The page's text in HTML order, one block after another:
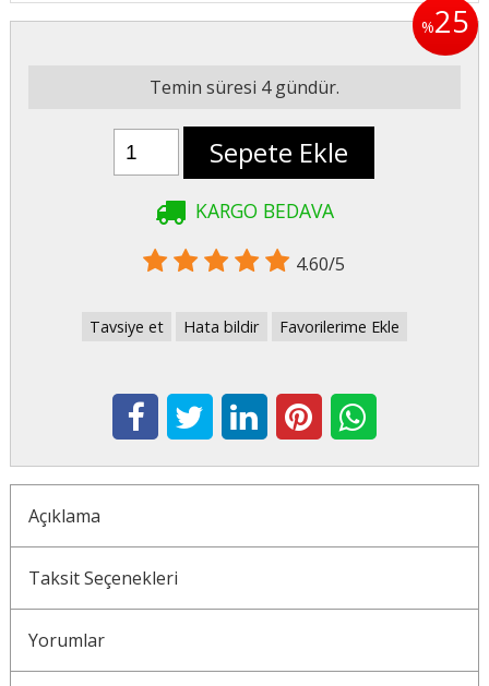
%25
Temin süresi 4 gündür.
Sepete Ekle
KARGO BEDAVA
4.60/5
Tavsiye et Hata bildir Favorilerime Ekle
Açıklama
Taksit Seçenekleri
Yorumlar